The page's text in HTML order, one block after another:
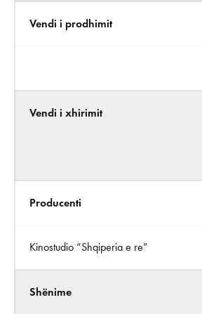
Vendi i prodhimit
Vendi i xhirimit
Producenti
Kinostudio “Shqiperia e re”
Shënime